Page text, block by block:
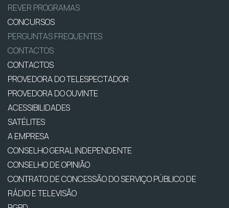
REVER PROGRAMAS
CONCURSOS
PERGUNTAS FREQUENTES
CONTACTOS
CONTACTOS
PROVEDORA DO TELESPECTADOR
PROVEDORA DO OUVINTE
ACESSIBILIDADES
SATÉLITES
A EMPRESA
CONSELHO GERAL INDEPENDENTE
CONSELHO DE OPINIÃO
CONTRATO DE CONCESSÃO DO SERVIÇO PÚBLICO DE
RÁDIO E TELEVISÃO